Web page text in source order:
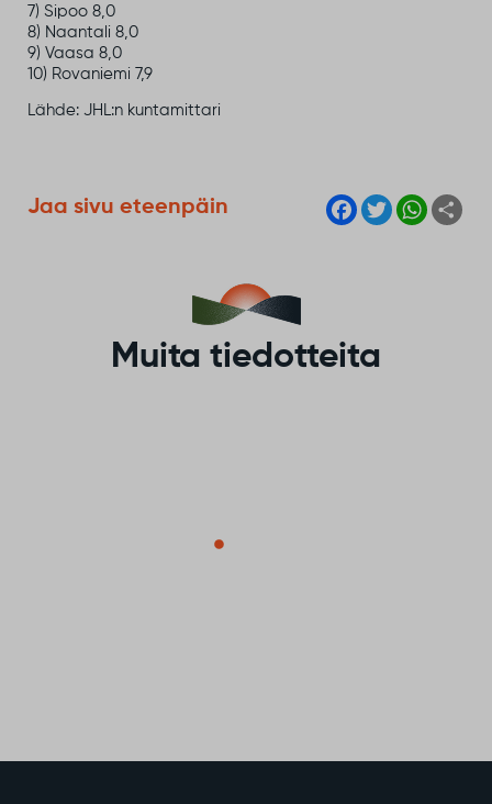
7) Sipoo 8,0
8) Naantali 8,0
9) Vaasa 8,0
10) Rovaniemi 7,9
Lähde: JHL:n kuntamittari
Jaa sivu eteenpäin
F
a
T
w
W
h
Muita tiedotteita